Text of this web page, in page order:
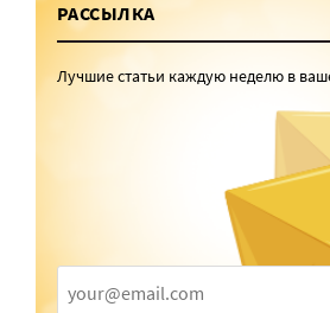
РАССЫЛКА
Лучшие статьи каждую неделю в